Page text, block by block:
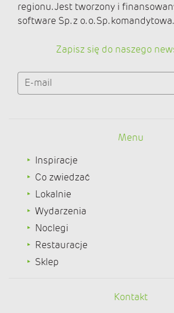
regionu. Jest tworzony i
software Sp. z o. o. Sp. komandytowa.
Zapisz się do naszego
E-mail
Menu
Inspiracje
Co zwiedzać
Lokalnie
Wydarzenia
Noclegi
Restauracje
Sklep
Kontakt